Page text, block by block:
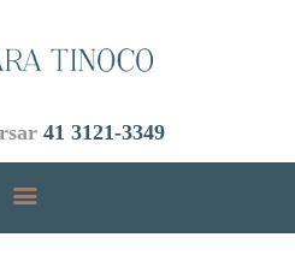
41 3121-3349